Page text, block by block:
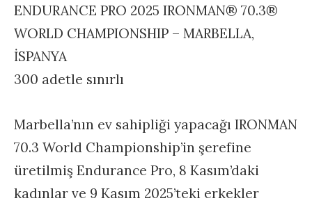
ENDURANCE PRO 2025 IRONMAN® 70.3®
WORLD CHAMPIONSHIP – MARBELLA,
İSPANYA
300 adetle sınırlı
Marbella’nın ev sahipliği yapacağı IRONMAN
70.3 World Championship’in şerefine
üretilmiş Endurance Pro, 8 Kasım’daki
kadınlar ve 9 Kasım 2025’teki erkekler